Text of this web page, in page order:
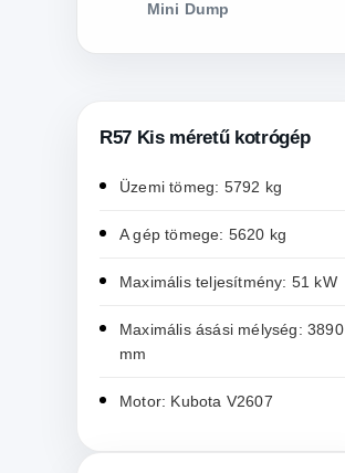
Mini Dump
R57 Kis méretű kotrógép
Üzemi tömeg: 5792 kg
A gép tömege: 5620 kg
Maximális teljesítmény: 51 kW
Maximális ásási mélység: 3890
mm
Motor: Kubota V2607